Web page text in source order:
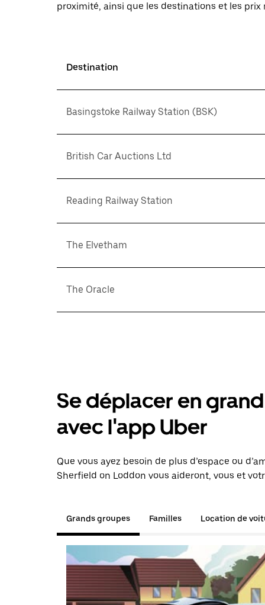
proximité, ainsi que les destinations et les prix
Destination
Basingstoke Railway Station (BSK)
British Car Auctions Ltd
Reading Railway Station
The Elvetham
The Oracle
Se déplacer en
avec l'app Uber
Que vous ayez besoin de plus d’espace ou
Sherfield on Loddon vous aideront, vous et
Grands groupes Familles Location de